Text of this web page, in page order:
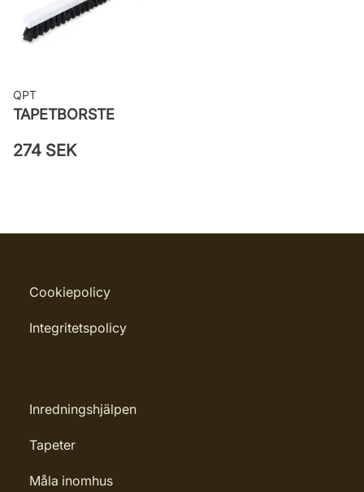
QPT
TAPETBORSTE
274 SEK
Cookiepolicy
Integritetspolicy
Inredningshjälpen
Tapeter
Måla inomhus